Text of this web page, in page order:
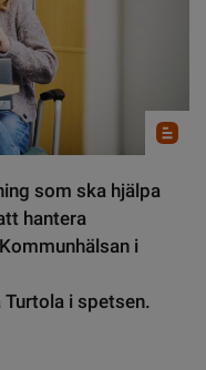
som ska hjälpa
hantera
i
i spetsen.